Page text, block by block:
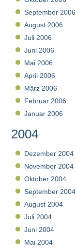
September 2006
August 2006
Juli 2006
Juni 2006
Mai 2006
April 2006
März 2006
Februar 2006
Januar 2006
2004
Dezember 2004
November 2004
Oktober 2004
September 2004
August 2004
Juli 2004
Juni 2004
Mai 2004